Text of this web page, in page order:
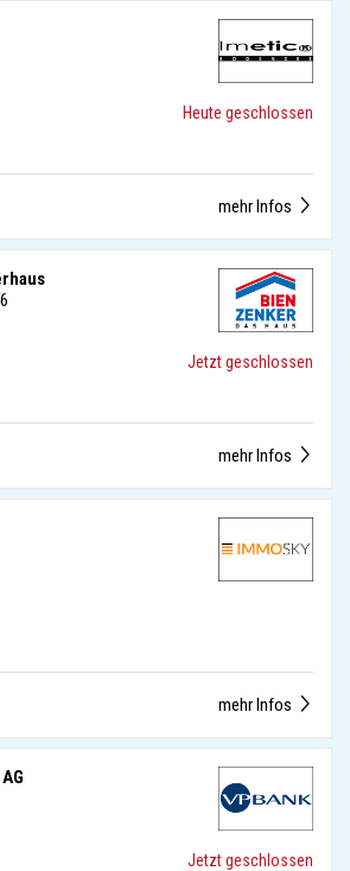
Heute geschlossen
mehr Infos
Jetzt geschlossen
mehr Infos
mehr Infos
Jetzt geschlossen